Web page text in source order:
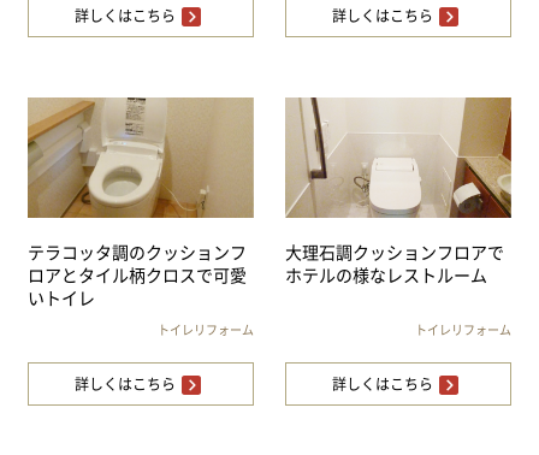
詳しくはこちら 詳しくはこちら
テラコッタ調のクッションフ
ロアとタイル柄クロスで可愛
いトイレ
トイレリフォーム
詳しくはこちら
大理石調クッションフロアで
ホテルの様なレストルーム
トイレリフォーム
詳しくはこちら